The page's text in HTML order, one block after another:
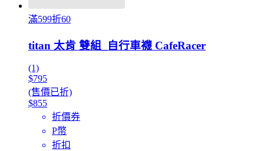
滿599折60
titan 太肯 雙組_自行車襪 CafeRacer
(1)
$795
(售價已折)
$855
折價券
P幣
折扣